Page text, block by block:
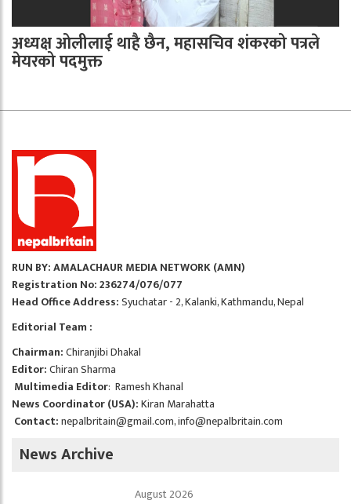
अध्यक्ष ओलीलाई थाहै छैन, महासचिव शंकरको पत्रले
मेयरको पदमुक्त
RUN BY: AMALACHAUR MEDIA NETWORK (AMN)
Registration No: 236274/076/077
Head Office Address:Syuchatar - 2, Kalanki, Kathmandu, Nepal
Editorial Team :
Chairman:Chiranjibi Dhakal
Editor:Chiran Sharma
Multimedia Editor: Ramesh Khanal
News Coordinator (USA):Kiran Marahatta
Contact:nepalbritain@gmail.com,info@nepalbritain.com
News Archive
August 2026